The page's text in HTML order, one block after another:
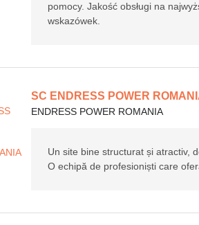
pomocy. Jakość obsługi na
wskazówek.
SC ENDRESS POWER
ENDRESS POWER ROMANIA
Un site bine structurat și atractiv,
O echipă de profesioniști care